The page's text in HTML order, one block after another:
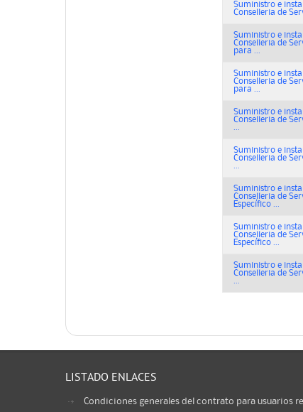
Suministro e
Conselleria de
Suministro e
Conselleria de
para ...
Suministro e
Conselleria de
para ...
Suministro e
Conselleria de
...
Suministro e
Conselleria de
...
Suministro e
Conselleria de
Específico ...
Suministro e
Conselleria de
Específico ...
Suministro e
Conselleria de
...
LISTADO ENLACES
Condiciones generales del contrato para usuarios